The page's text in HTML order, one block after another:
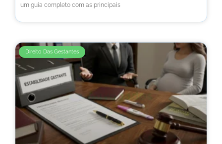
um guia completo com as principais
Direito Das Gestantes